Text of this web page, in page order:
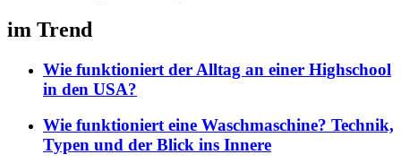
im Trend
Wie funktioniert der Alltag an einer Highschool
in den USA?
Wie funktioniert eine Waschmaschine? Technik,
Typen und der Blick ins Innere